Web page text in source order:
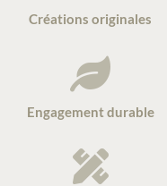
Créations originales

Engagement durable
